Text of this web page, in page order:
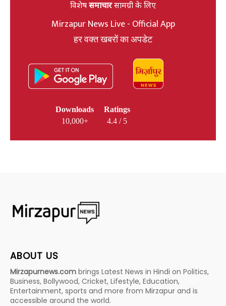
विशेषसमाचारसामग्री के लिए
Mirzapur News Live - Official App
हर वक्त खबरों का अपडेट
Downloads
10,000+
Ratings
4.4 / 5
ABOUT US
Mirzapurnews.com brings Latest News in Hindi on Politics,
Business, Bollywood, Cricket, Lifestyle, Education,
Entertainment, sports and more from Mirzapur and is
accessible around the world.